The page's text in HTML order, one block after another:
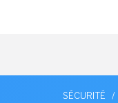
SÉCURITÉ /